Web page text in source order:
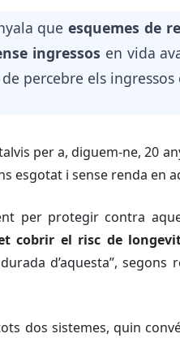
queesquemes de
ingressos en vida
percebre els
per a, diguem-ne, 20
esgotat i sense renda en
per protegir contra
cobrir el risc de
d’aquesta”, segons
dos sistemes, quin